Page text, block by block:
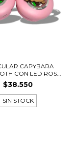
CAPYBARA
CON LED ROS...
$38.550
SIN STOCK